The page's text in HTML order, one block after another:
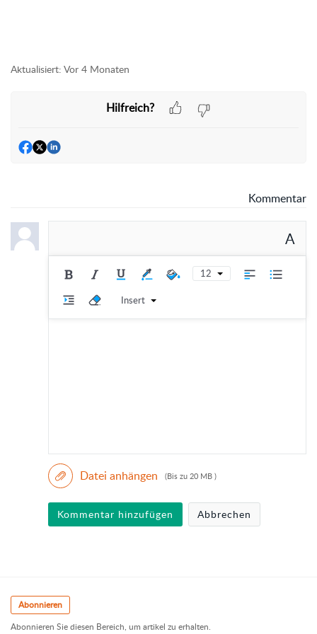
Aktualisiert: Vor 4 Monaten
Hilfreich?
Kommentar
A
12
Insert
Datei anhängen (Bis zu 20 MB )
Kommentar hinzufügen Abbrechen
Abonnieren
Abonnieren Sie diesen Bereich, um artikel zu erhalten.